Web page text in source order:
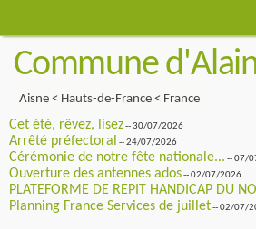
au
contenu
Commune
Aisne < Hauts-de-France < France
Cet été, rêvez, lisez-- 30/07/2026
Arrêté préfectoral -- 24/07/2026
Cérémonie de notre fête nationale... -- 07/
Ouverture des antennes ados-- 02/07/2026
PLATEFORME DE REPIT HANDICAP DU
Planning France Services de juillet-- 02/07/